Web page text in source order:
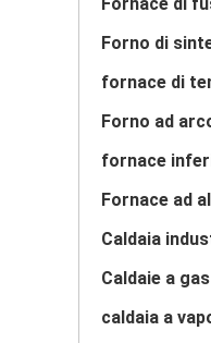
Forno di
fornace di
Forno ad
fornace
Fornace ad
Caldaie a gas
caldaia a